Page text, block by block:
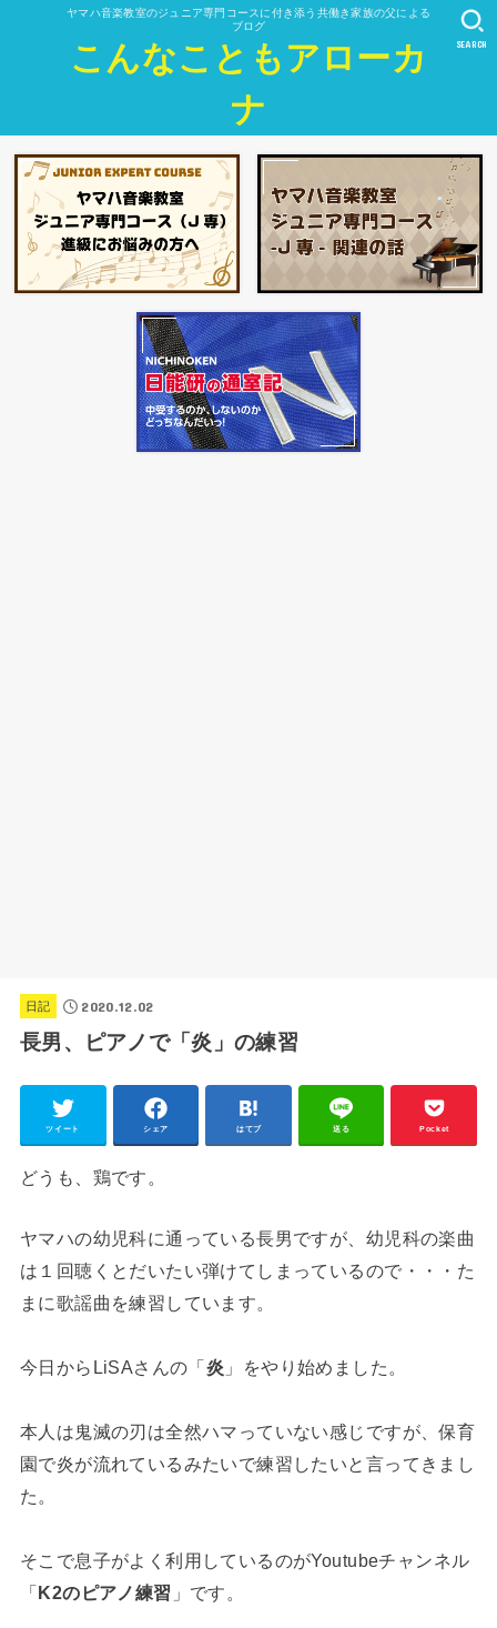
ヤマハ音楽教室のジュニア専門コースに付き添う共働き家族の父による
ブログ
こんなこともアローカ
ナ
SEARCH
日記 2020.12.02
長男、ピアノで「炎」の練習
ツイート シェア はてブ 送る Pocket
どうも、鶏です。
ヤマハの幼児科に通っている長男ですが、幼児科の楽曲
は１回聴くとだいたい弾けてしまっているので・・・た
まに歌謡曲を練習しています。
今日からLiSAさんの「炎 」をやり始めました。
本人は鬼滅の刃は全然ハマっていない感じですが、保育
園で炎が流れているみたいで練習したいと言ってきまし
た。
そこで息子がよく利用しているのがYoutubeチャンネル
「K2のピアノ練習 」です。